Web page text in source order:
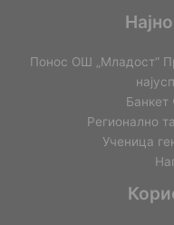
Понос ОШ „Младост“
Банкет
Регионално
Ученица